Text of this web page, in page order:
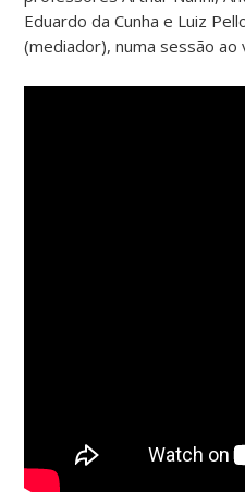
Eduardo da Cunha e Luiz
(mediador), numa sessão ao